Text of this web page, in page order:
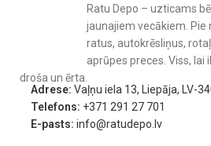
Ratu Depo – uzticams
jaunajiem vecākiem.
ratus, autokrēsliņus,
aprūpes preces. Viss, lai
droša un ērta.
Adrese: Vaļņu iela 13, Liepāja, LV-
Telefons: +371 291 27 701
E-pasts: info@ratudepo.lv